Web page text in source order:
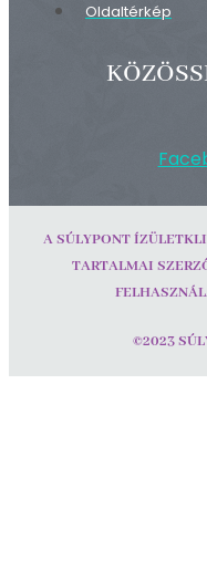
Oldaltérkép
A SÚLYPONT
TARTALMAI
©2023